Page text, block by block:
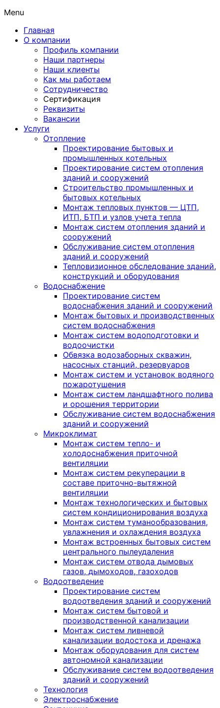
Menu
Главная
О компании
Профиль компании
Наши партнеры
Наши клиенты
Как мы работаем
Сотрудничество
Сертификация
Реквизиты
Вакансии
Услуги
Отопление
Проектирование бытовых и
промышленных котельных
Проектирование систем отопления
зданий и сооружений
Строительство промышленных и
бытовых котельных
Монтаж тепловых пунктов — ЦТП,
ИТП, БТП и узлов учета тепла
Монтаж систем отопления зданий и
сооружений
Обслуживание систем отопления
зданий и сооружений
Тепловизионное обследование зданий,
конструкций и оборудования
Водоснабжение
Проектирование систем
водоснабжения зданий и сооружений
Монтаж бытовых и производственных
систем водоснабжения
Монтаж систем водоподготовки и
водоочистки
Обвязка водозаборных скважин,
насосных станций, резервуаров
Монтаж систем и установок водяного
пожаротушения
Монтаж систем ландшафтного полива
и орошения территории
Обслуживание систем водоснабжения
зданий и сооружений
Микроклимат
Монтаж систем тепло- и
холодоснабжения приточной
вентиляции
Монтаж систем рекуперации в
составе приточно-вытяжной
вентиляции
Монтаж технологических и бытовых
систем кондиционирования воздуха
Монтаж систем туманообразования,
увлажнения и охлаждения воздуха
Монтаж встроенных бытовых систем
центрального пылеудаления
Монтаж систем отвода дымовых
газов, дымоходов, газоходов
Водоотведение
Проектирование систем
водоотведения зданий и сооружений
Монтаж систем бытовой и
производственной канализации
Монтаж систем ливневой
канализации водостока и дренажа
Монтаж оборудования для систем
автономной канализации
Обслуживание систем водоотведения
зданий и сооружений
Технология
Электроснабжение